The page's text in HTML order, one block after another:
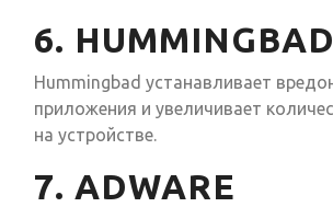
6. HUMMINGBAD
Hummingbad устанавливает
приложения и увеличивает
на устройстве.
7. ADWARE